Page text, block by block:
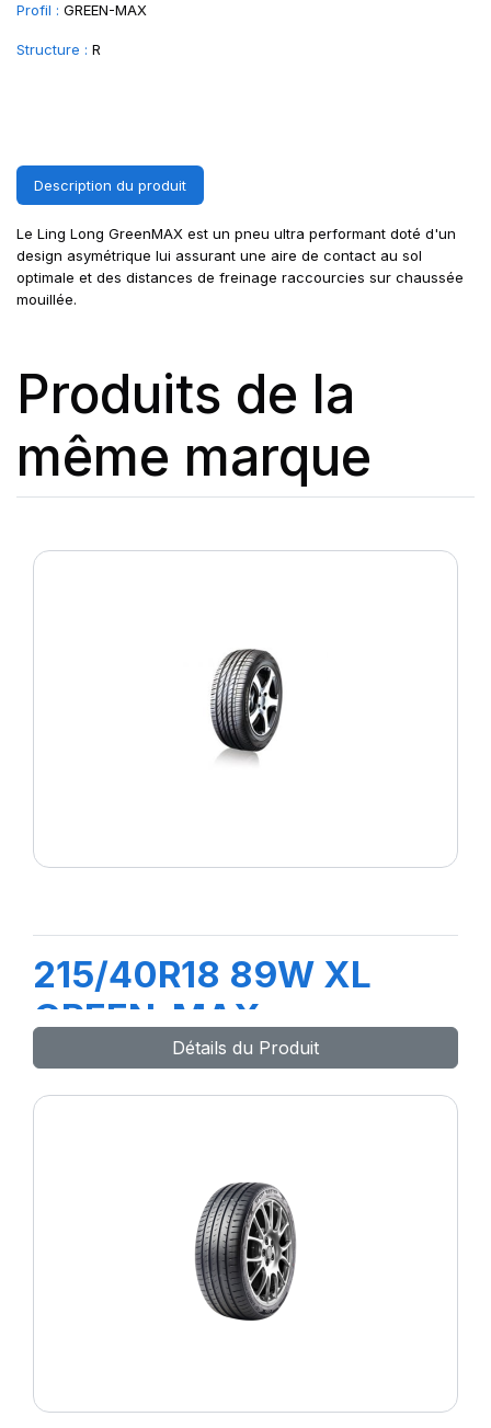
Profil : GREEN-MAX
Structure : R
Description du produit
Le Ling Long GreenMAX est un pneu ultra performant doté d'un
design asymétrique lui assurant une aire de contact au sol
optimale et des distances de freinage raccourcies sur chaussée
mouillée.
Produits de la
même marque
215/40R18 89W XL
GREEN-MAX
Détails du Produit